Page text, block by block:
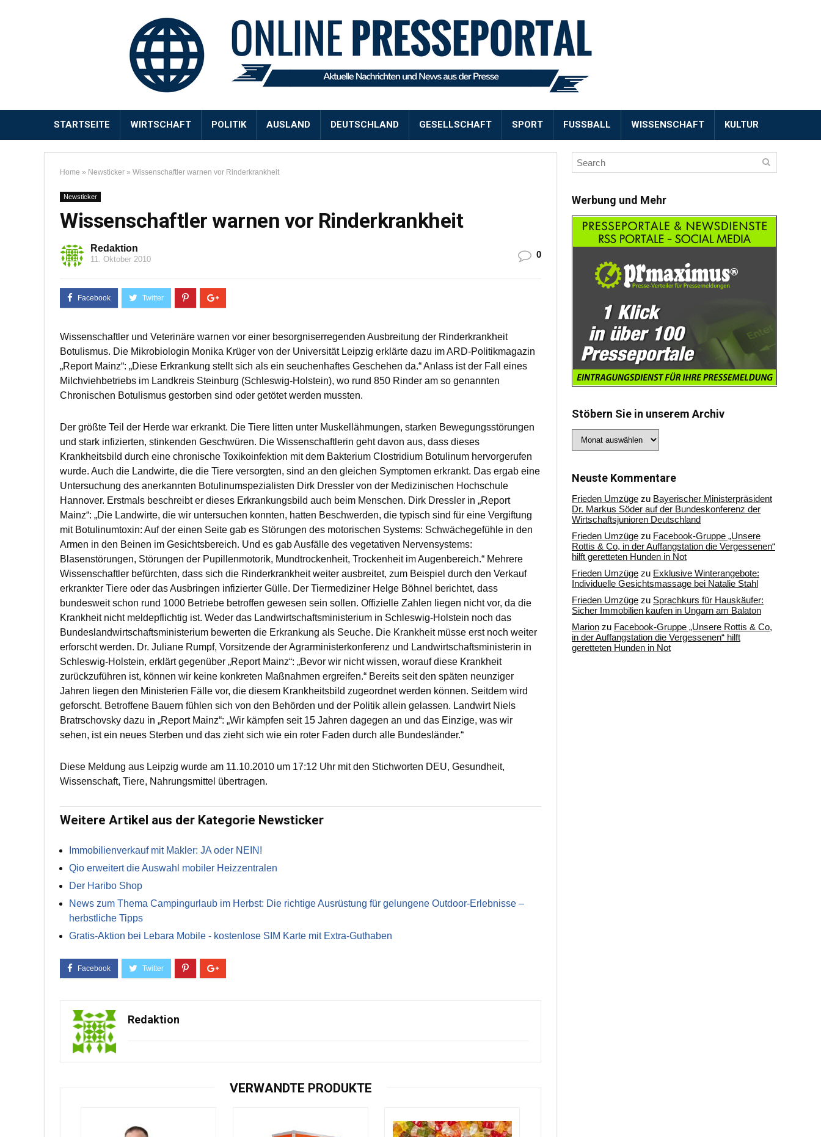
STARTSEITE WIRTSCHAFT POLITIK AUSLAND DEUTSCHLAND GESELLSCHAFT SPORT FUSSBALL WISSENSCHAFT KULTUR
Home » Newsticker » Wissenschaftler warnen vor Rinderkrankheit
Newsticker
Wissenschaftler warnen vor Rinderkrankheit
Redaktion
11. Oktober 2010 0
Wissenschaftler und Veterinäre warnen vor einer besorgniserregenden Ausbreitung der Rinderkrankheit
Botulismus. Die Mikrobiologin Monika Krüger von der Universität Leipzig erklärte dazu im ARD-Politikmagazin
„Report Mainz“: „Diese Erkrankung stellt sich als ein seuchenhaftes Geschehen da.“ Anlass ist der Fall eines
Milchviehbetriebs im Landkreis Steinburg (Schleswig-Holstein), wo rund 850 Rinder am so genannten
Chronischen Botulismus gestorben sind oder getötet werden mussten.
Der größte Teil der Herde war erkrankt. Die Tiere litten unter Muskellähmungen, starken Bewegungsstörungen
und stark infizierten, stinkenden Geschwüren. Die Wissenschaftlerin geht davon aus, dass dieses
Krankheitsbild durch eine chronische Toxikoinfektion mit dem Bakterium Clostridium Botulinum hervorgerufen
wurde. Auch die Landwirte, die die Tiere versorgten, sind an den gleichen Symptomen erkrankt. Das ergab eine
Untersuchung des anerkannten Botulinumspezialisten Dirk Dressler von der Medizinischen Hochschule
Hannover. Erstmals beschreibt er dieses Erkrankungsbild auch beim Menschen. Dirk Dressler in „Report
Mainz“: „Die Landwirte, die wir untersuchen konnten, hatten Beschwerden, die typisch sind für eine Vergiftung
mit Botulinumtoxin: Auf der einen Seite gab es Störungen des motorischen Systems: Schwächegefühle in den
Armen in den Beinen im Gesichtsbereich. Und es gab Ausfälle des vegetativen Nervensystems:
Blasenstörungen, Störungen der Pupillenmotorik, Mundtrockenheit, Trockenheit im Augenbereich.“ Mehrere
Wissenschaftler befürchten, dass sich die Rinderkrankheit weiter ausbreitet, zum Beispiel durch den Verkauf
erkrankter Tiere oder das Ausbringen infizierter Gülle. Der Tiermediziner Helge Böhnel berichtet, dass
bundesweit schon rund 1000 Betriebe betroffen gewesen sein sollen. Offizielle Zahlen liegen nicht vor, da die
Krankheit nicht meldepflichtig ist. Weder das Landwirtschaftsministerium in Schleswig-Holstein noch das
Bundeslandwirtschaftsministerium bewerten die Erkrankung als Seuche. Die Krankheit müsse erst noch weiter
erforscht werden. Dr. Juliane Rumpf, Vorsitzende der Agrarministerkonferenz und Landwirtschaftsministerin in
Schleswig-Holstein, erklärt gegenüber „Report Mainz“: „Bevor wir nicht wissen, worauf diese Krankheit
zurückzuführen ist, können wir keine konkreten Maßnahmen ergreifen.“ Bereits seit den späten neunziger
Jahren liegen den Ministerien Fälle vor, die diesem Krankheitsbild zugeordnet werden können. Seitdem wird
geforscht. Betroffene Bauern fühlen sich von den Behörden und der Politik allein gelassen. Landwirt Niels
Bratrschovsky dazu in „Report Mainz“: „Wir kämpfen seit 15 Jahren dagegen an und das Einzige, was wir
sehen, ist ein neues Sterben und das zieht sich wie ein roter Faden durch alle Bundesländer.“
Diese Meldung aus Leipzig wurde am 11.10.2010 um 17:12 Uhr mit den Stichworten DEU, Gesundheit,
Wissenschaft, Tiere, Nahrungsmittel übertragen.
Weitere Artikel aus der Kategorie Newsticker
Immobilienverkauf mit Makler: JA oder NEIN!
Qio erweitert die Auswahl mobiler Heizzentralen
Der Haribo Shop
News zum Thema Campingurlaub im Herbst: Die richtige Ausrüstung für gelungene Outdoor-Erlebnisse –
herbstliche Tipps
Gratis-Aktion bei Lebara Mobile - kostenlose SIM Karte mit Extra-Guthaben
Redaktion
VERWANDTE PRODUKTE
Werbung und Mehr
Stöbern Sie in unserem Archiv
Sie
Archiv
Neuste Kommentare
Frieden Umzüge zu Bayerischer Ministerpräsident
Dr. Markus Söder auf der Bundeskonferenz der
Wirtschaftsjunioren Deutschland
Frieden Umzüge zu Facebook-Gruppe „Unsere
Rottis & Co, in der Auffangstation die Vergessenen“
hilft geretteten Hunden in Not
Frieden Umzüge zu Exklusive Winterangebote:
Individuelle Gesichtsmassage bei Natalie Stahl
Frieden Umzüge zu Sprachkurs für Hauskäufer:
Sicher Immobilien kaufen in Ungarn am Balaton
Marion zu Facebook-Gruppe „Unsere Rottis & Co,
in der Auffangstation die Vergessenen“ hilft
geretteten Hunden in Not